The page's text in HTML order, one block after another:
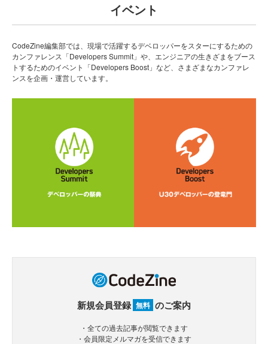
イベント
CodeZine編集部では、現場で活躍するデベロッパーをスターにするための
カンファレンス「Developers Summit」や、エンジニアの生きざまをブース
トするためのイベント「Developers Boost」など、さまざまなカンファレ
ンスを企画・運営しています。
新規会員登録 無料 のご案内
・全ての過去記事が閲覧できます
・会員限定メルマガを受信できます